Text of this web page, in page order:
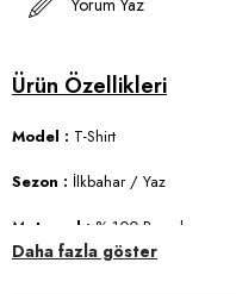
Yorum Yaz
Model : T-Shirt
Sezon : İlkbahar / Yaz
Materyal : % 100 Pamuk
Daha fazla göster